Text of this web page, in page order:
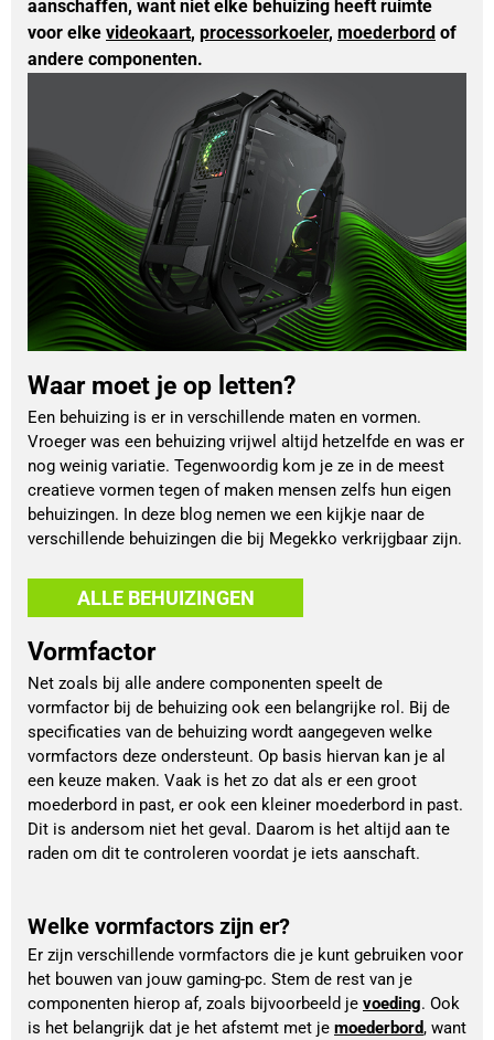
aanschaffen, want niet elke behuizing heeft ruimte
voor elke videokaart, processorkoeler, moederbord of
andere componenten.
Waar moet je op letten?
Een behuizing is er in verschillende maten en vormen.
Vroeger was een behuizing vrijwel altijd hetzelfde en was er
nog weinig variatie. Tegenwoordig kom je ze in de meest
creatieve vormen tegen of maken mensen zelfs hun eigen
behuizingen. In deze blog nemen we een kijkje naar de
verschillende behuizingen die bij Megekko verkrijgbaar zijn.
ALLE BEHUIZINGEN
Vormfactor
Net zoals bij alle andere componenten speelt de
vormfactor bij de behuizing ook een belangrijke rol. Bij de
specificaties van de behuizing wordt aangegeven welke
vormfactors deze ondersteunt. Op basis hiervan kan je al
een keuze maken. Vaak is het zo dat als er een groot
moederbord in past, er ook een kleiner moederbord in past.
Dit is andersom niet het geval. Daarom is het altijd aan te
raden om dit te controleren voordat je iets aanschaft.
Welke vormfactors zijn er?
Er zijn verschillende vormfactors die je kunt gebruiken voor
het bouwen van jouw gaming-pc. Stem de rest van je
componenten hierop af, zoals bijvoorbeeld je voeding. Ook
is het belangrijk dat je het afstemt met je moederbord, want